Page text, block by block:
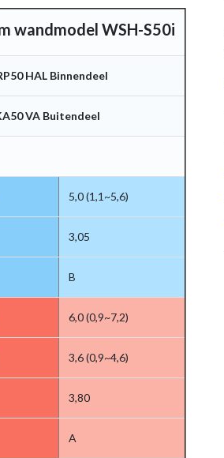
wandmodel WSH-S50i
HAL Binnendeel
VA Buitendeel
5,0 (1,1~5,6)
3,05
B
6,0 (0,9~7,2)
3,6 (0,9~4,6)
3,80
A